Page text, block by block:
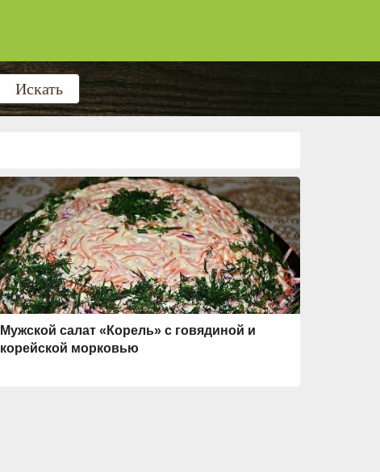
Мужской салат «Корель» с говядиной и
корейской морковью